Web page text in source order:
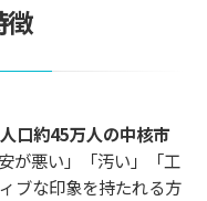
徴
人口約45万人の中核市
が悪い」「汚い」「工
ブな印象を持たれる方